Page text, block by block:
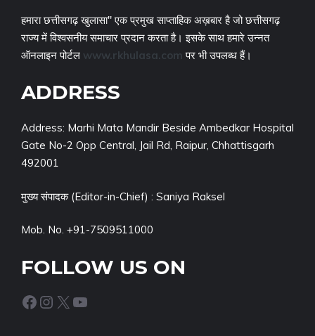
हमारा छत्तीसगढ़ खुलासा" एक प्रमुख साप्ताहिक अख़बार है जो छत्तीसगढ़
राज्य में विश्वसनीय समाचार प्रदान करता है। इसके साथ हमारे उन्नत
ऑनलाइन पोर्टल www.rkhulasa.com पर भी उपलब्ध हैं।
ADDRESS
Address: Marhi Mata Mandir Beside Ambedkar Hospital
Gate No-2 Opp Central, Jail Rd, Raipur, Chhattisgarh
492001
मुख्य संपादक (Editor-in-Chief) : Saniya Raksel
Mob. No. +91-7509511000
FOLLOW US ON
Facebook Instagram X YouTube